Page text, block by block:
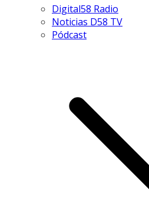
Digital58 Radio
Noticias D58 TV
Pódcast